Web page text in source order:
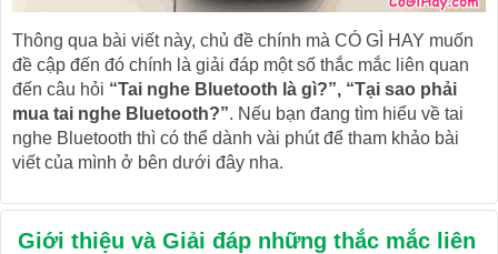
Thông qua bài viết này, chủ đề chính mà CÓ GÌ HAY muốn
đề cập đến đó chính là giải đáp một số thắc mắc liên quan
đến câu hỏi “Tai nghe Bluetooth là gì?”, “Tại sao phải
mua tai nghe Bluetooth?”. Nếu bạn đang tìm hiểu về tai
nghe Bluetooth thì có thể dành vài phút để tham khảo bài
viết của mình ở bên dưới đây nha.
Giới thiệu và Giải đáp những thắc mắc liên